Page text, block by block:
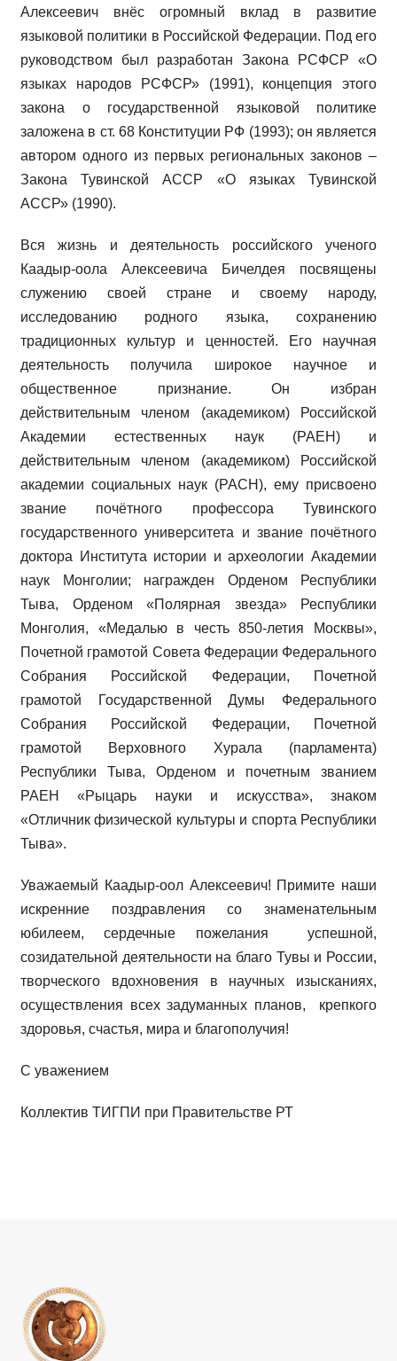
Алексеевич внёс огромный вклад в развитие
языковой политики в Российской Федерации. Под его
руководством был разработан Закона РСФСР «О
языках народов РСФСР» (1991), концепция этого
закона о государственной языковой политике
заложена в ст. 68 Конституции РФ (1993); он является
автором одного из первых региональных законов –
Закона Тувинской АССР «О языках Тувинской
АССР» (1990).
Вся жизнь и деятельность российского ученого
Каадыр-оола Алексеевича Бичелдея посвящены
служению своей стране и своему народу,
исследованию родного языка, сохранению
традиционных культур и ценностей. Его научная
деятельность получила широкое научное и
общественное признание. Он избран
действительным членом (академиком) Российской
Академии естественных наук (РАЕН) и
действительным членом (академиком) Российской
академии социальных наук (РАСН), ему присвоено
звание почётного профессора Тувинского
государственного университета и звание почётного
доктора Института истории и археологии Академии
наук Монголии; награжден Орденом Республики
Тыва, Орденом «Полярная звезда» Республики
Монголия, «Медалью в честь 850-летия Москвы»,
Почетной грамотой Совета Федерации Федерального
Собрания Российской Федерации, Почетной
грамотой Государственной Думы Федерального
Собрания Российской Федерации, Почетной
грамотой Верховного Хурала (парламента)
Республики Тыва, Орденом и почетным званием
РАЕН «Рыцарь науки и искусства», знаком
«Отличник физической культуры и спорта Республики
Тыва».
Уважаемый Каадыр-оол Алексеевич! Примите наши
искренние поздравления со знаменательным
юбилеем, сердечные пожелания успешной,
созидательной деятельности на благо Тувы и России,
творческого вдохновения в научных изысканиях,
осуществления всех задуманных планов, крепкого
здоровья, счастья, мира и благополучия!
С уважением
Коллектив ТИГПИ при Правительстве РТ